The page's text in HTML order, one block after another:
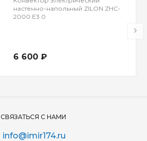
настенно-напольный ZILON ZHC-
2000 Е3.0
6 600 ₽
СВЯЗАТЬСЯ С НАМИ
info@imir174.ru